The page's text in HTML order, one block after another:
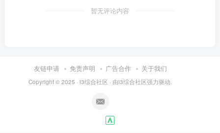
暂无评论内容
友链申请 免责声明 广告合作 关于我们
Copyright © 2025 · i3综合社区 · 由i3综合社区强力驱动.